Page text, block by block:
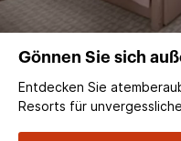
Gönnen Sie sich
Entdecken Sie
Resorts für